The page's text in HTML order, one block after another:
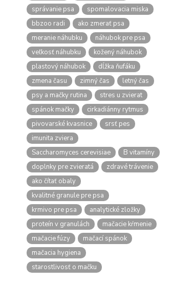
správanie psa
spomalovacia miska
bbzoo radi
ako zmerať psa
meranie náhubku
náhubok pre psa
veľkosť náhubku
kožený náhubok
plastový náhubok
dĺžka ňufáku
zmena času
zimný čas
letný čas
psy a mačky rutina
stres u zvierat
spánok mačky
cirkadiánny rytmus
pivovarské kvasnice
srsť pes
imunita zviera
Saccharomyces cerevisiae
B vitamíny
doplnky pre zvieratá
zdravé trávenie
ako čítať obaly
kvalitné granule pre psa
krmivo pre psa
analytické zložky
proteín v granulách
mačacie kŕmenie
mačacie fúzy
mačací spánok
mačacia hygiena
starostlivosť o mačku